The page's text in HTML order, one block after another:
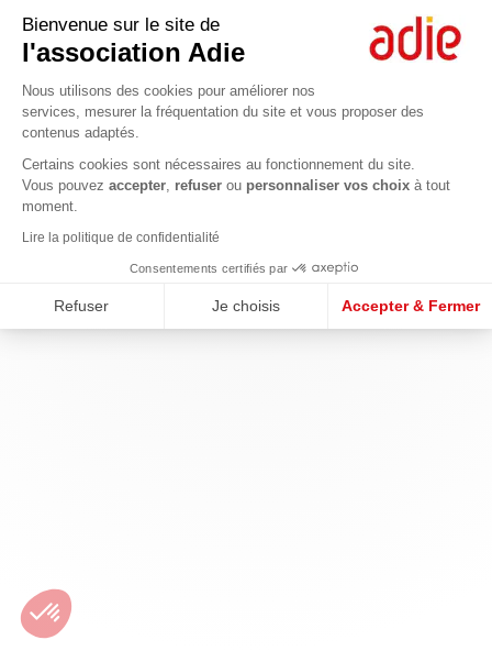
Bienvenue sur le site de
l'association Adie
Nous utilisons des cookies pour améliorer nos
services, mesurer la fréquentation du site et vous proposer des
contenus adaptés.
Certains cookies sont nécessaires au fonctionnement du site.
Vous pouvez accepter refuser ou personnaliser vos choix à tout
moment.
Lire la politique de confidentialité
Consentements certifiés par
Refuser Je choisis Accepter & Fermer
Axeptio consent